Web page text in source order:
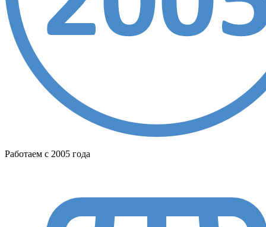
Работаем с 2005 года